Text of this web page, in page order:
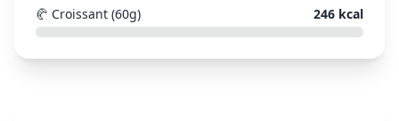
🥐 Croissant (60g) 246 kcal